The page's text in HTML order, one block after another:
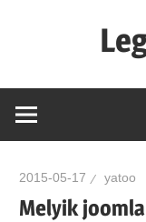
mindig
jó
tervünk…!
2015-05-17 yatoo
Melyik